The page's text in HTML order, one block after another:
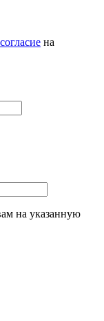
согласие на
на указанную